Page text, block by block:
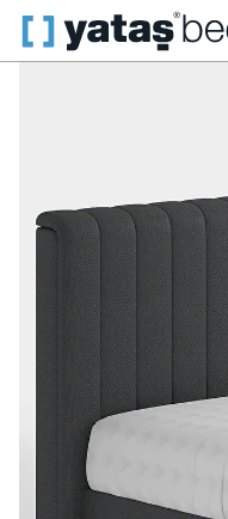
Anasayfa Baza & Başlık